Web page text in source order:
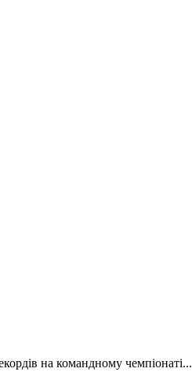
на командному чемпіонаті...